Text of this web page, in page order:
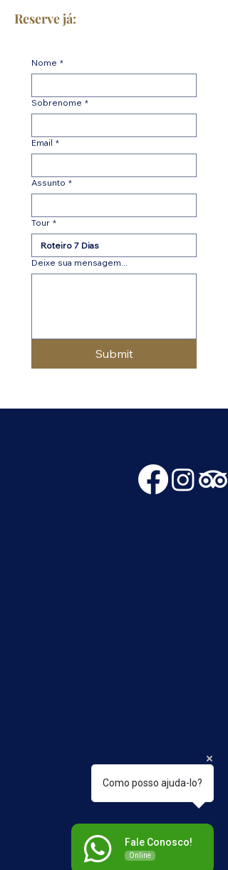
Reserve já:
Nome *
Sobrenome *
Email *
Assunto *
Tour *
Deixe sua mensagem...
Submit
Como posso ajuda-lo?
Fale Conosco!
Online